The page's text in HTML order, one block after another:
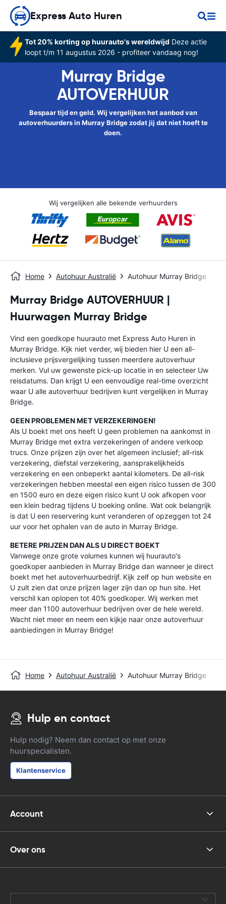
Express Auto Huren
Tot 20% korting op huurauto's wereldwijd Deze actie
loopt t/m 11 augustus 2026 - profiteer vandaag nog!
Murray Bridge
AUTOVERHUUR
Bespaar tijd en geld. Wij vergelijken het aanbod van
autoverhuurders in Murray Bridge zodat jij dat niet hoeft te
doen.
Wij vergelijken alle bekende verhuurders
Home Autohuur Australië Autohuur Murray Bridge
Murray Bridge AUTOVERHUUR |
Huurwagen Murray Bridge
Vind een goedkope huurauto met Express Auto Huren in
Murray Bridge. Kijk niet verder, wij bieden hier U een all-
inclusieve prijsvergelijking tussen meerdere autoverhuur
merken. Vul uw gewenste pick-up locatie in en selecteer Uw
reisdatums. Dan krijgt U een eenvoudige real-time overzicht
waar U alle autoverhuur bedrijven kunt vergelijken in Murray
Bridge.
GEEN PROBLEMEN MET VERZEKERINGEN!
Als U boekt met ons heeft U geen problemen na aankomst in
Murray Bridge met extra verzekeringen of andere verkoop
trucs. Onze prijzen zijn over het algemeen inclusief; all-risk
verzekering, diefstal verzekering, aansprakelijkheids
verzekering en een onbeperkt aantal kilometers. De all-risk
verzekeringen hebben meestal een eigen risico tussen de 300
en 1500 euro en deze eigen risico kunt U ook afkopen voor
een klein bedrag tijdens U boeking online. Wat ook belangrijk
is dat U een reservering kunt veranderen of opzeggen tot 24
uur voor het ophalen van de auto in Murray Bridge.
BETERE PRIJZEN DAN ALS U DIRECT BOEKT
Vanwege onze grote volumes kunnen wij huurauto's
goedkoper aanbieden in Murray Bridge dan wanneer je direct
boekt met het autoverhuurbedrijf. Kijk zelf op hun website en
U zult zien dat onze prijzen lager zijn dan op hun site. Het
verschil kan oplopen tot 40% goedkoper. Wij werken met
meer dan 1100 autoverhuur bedrijven over de hele wereld.
Wacht niet meer en neem een kijkje naar onze autoverhuur
aanbiedingen in Murray Bridge!
Home Autohuur Australië Autohuur Murray Bridge
Hulp en contact
Hulp nodig? Neem dan contact op met onze
huurspecialisten.
Klantenservice
Account
Over ons